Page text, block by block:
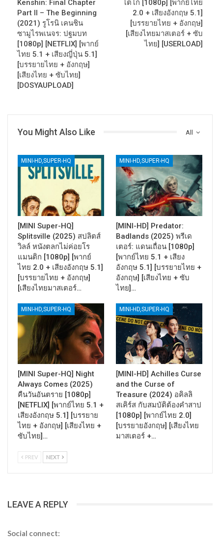
Kenshin: Final Chapter
Part II – The Beginning
(2021) รูโรนิ เคนชิน
ซามูไรพเนจร: ปฐมบท
[1080p] [NETFLIX] [พากย์
ไทย 5.1 + เสียงญี่ปุ่น 5.1]
[บรรยายไทย + อังกฤษ]
[เสียงไทย + ซับไทย]
[DOSYAUPLOAD]
โตโก [1080p] [พากย์ไทย
2.0 + เสียงอังกฤษ 5.1]
[บรรยายไทย + อังกฤษ]
[เสียงไทยมาสเตอร์ + ซับ
ไทย] [USERLOAD]
All
You Might Also Like
MINI-HD,SUPER-HQ
[MINI Super-HQ]
Splitsville (2025) สปลิตส์
วิลล์ หนังตลกไม่ค่อยโร
แมนติก [1080p] [พากย์
ไทย 2.0 + เสียงอังกฤษ 5.1]
[บรรยายไทย + อังกฤษ]
[เสียงไทยมาสเตอร์…
MINI-HD,SUPER-HQ
[MINI-HD] Predator:
Badlands (2025) พรีเด
เตอร์: แดนเถื่อน [1080p]
[พากย์ไทย 5.1 + เสียง
อังกฤษ 5.1] [บรรยายไทย +
อังกฤษ] [เสียงไทย + ซับ
ไทย]…
MINI-HD,SUPER-HQ
[MINI Super-HQ] Night
Always Comes (2025)
คืนวันอันตราย [1080p]
[NETFLIX] [พากย์ไทย 5.1 +
เสียงอังกฤษ 5.1] [บรรยาย
ไทย + อังกฤษ] [เสียงไทย +
ซับไทย]…
MINI-HD,SUPER-HQ
[MINI-HD] Achilles Curse
and the Curse of
Treasure (2024) อคิลลิ
สเคิร์ส กับสมบัติต้องคำสาป
[1080p] [พากย์ไทย 2.0]
[บรรยายอังกฤษ] [เสียงไทย
มาสเตอร์ +…
PREV NEXT
LEAVE A REPLY
Social connect: